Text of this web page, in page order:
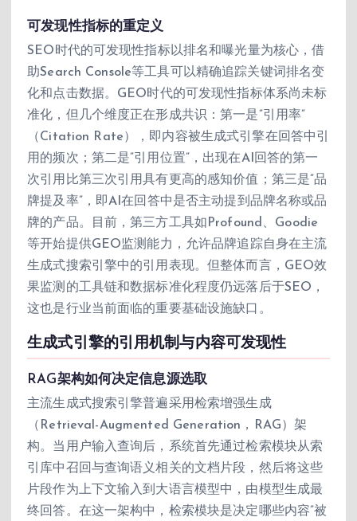
可发现性指标的重定义
SEO时代的可发现性指标以排名和曝光量为核心，借
助Search Console等工具可以精确追踪关键词排名变
化和点击数据。GEO时代的可发现性指标体系尚未标
准化，但几个维度正在形成共识：第一是”引用率”
（Citation Rate），即内容被生成式引擎在回答中引
用的频次；第二是”引用位置”，出现在AI回答的第一
次引用比第三次引用具有更高的感知价值；第三是”品
牌提及率”，即AI在回答中是否主动提到品牌名称或品
牌的产品。目前，第三方工具如Profound、Goodie
等开始提供GEO监测能力，允许品牌追踪自身在主流
生成式搜索引擎中的引用表现。但整体而言，GEO效
果监测的工具链和数据标准化程度仍远落后于SEO，
这也是行业当前面临的重要基础设施缺口。
生成式引擎的引用机制与内容可发现性
RAG架构如何决定信息源选取
主流生成式搜索引擎普遍采用检索增强生成
（Retrieval-Augmented Generation，RAG）架
构。当用户输入查询后，系统首先通过检索模块从索
引库中召回与查询语义相关的文档片段，然后将这些
片段作为上下文输入到大语言模型中，由模型生成最
终回答。在这一架构中，检索模块是决定哪些内容”被